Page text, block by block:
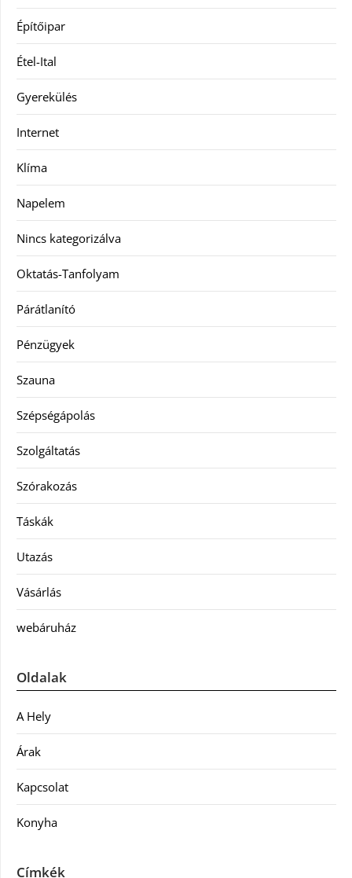
Építőipar
Étel-Ital
Gyerekülés
Internet
Klíma
Napelem
Nincs kategorizálva
Oktatás-Tanfolyam
Párátlanító
Pénzügyek
Szauna
Szépségápolás
Szolgáltatás
Szórakozás
Táskák
Utazás
Vásárlás
webáruház
Oldalak
A Hely
Árak
Kapcsolat
Konyha
Címkék